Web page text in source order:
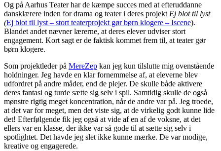
Og på Aarhus Teater har de kæmpe succes med at efteruddanne
dansklærere inden for drama og teater i deres projekt Ej blot til lyst
(Ej blot til lyst – stort teaterprojekt gør børn klogere – Iscene).
Blandet andet nævner lærerne, at deres elever udviser stort
engagement. Kort sagt er de faktisk kommet frem til, at teater gør
børn klogere.
Som projektleder på MereZep kan jeg kun tilslutte mig ovenstående
holdninger. Jeg havde en klar fornemmelse af, at eleverne blev
udfordret på andre måder, end de plejer. De skulle både aktivere
deres fantasi og turde sætte sig selv i spil. Samtidig skulle de også
mønstre rigtig meget koncentration, når de andre var på. Jeg troede,
at det var for meget, men det viste sig, at de virkelig godt kunne lide
det! Efterfølgende fik jeg også at vide af en af de voksne, at det
ellers var en klasse, der ikke var så gode til at sætte sig selv i
spotlightet. Det havde jeg slet ikke kunne mærke. De var modige,
kreative og engagerede.